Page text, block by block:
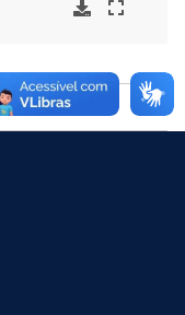
Facebook
por Twitter
porpor
link para Copiar